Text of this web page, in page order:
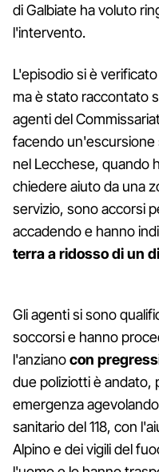
di Galbiate ha voluto
l'intervento.
L'episodio si è
ma è stato raccontato
agenti del
facendo un'escursione
nel Lecchese, quando
chiedere aiuto da una
servizio, sono accorsi
accadendo e hanno
terra a ridosso di un
Gli agenti si sono
soccorsi e hanno
l'anzianocon
due poliziotti è andato,
emergenza
sanitario del 118, con
Alpino e dei vigili del